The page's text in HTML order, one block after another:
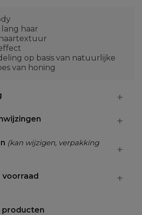
haar
op basis van natuurlijke
van honing
(kan wijzigen, verpakking
voorraad
producten